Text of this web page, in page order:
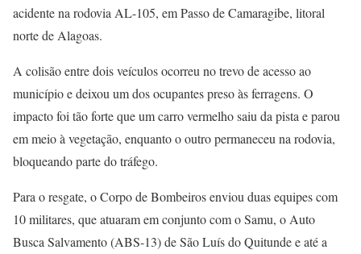
acidente na rodovia AL-105, em Passo de Camaragibe, litoral
norte de Alagoas.
A colisão entre dois veículos ocorreu no trevo de acesso ao
município e deixou um dos ocupantes preso às ferragens. O
impacto foi tão forte que um carro vermelho saiu da pista e parou
em meio à vegetação, enquanto o outro permaneceu na rodovia,
bloqueando parte do tráfego.
Para o resgate, o Corpo de Bombeiros enviou duas equipes com
10 militares, que atuaram em conjunto com o Samu, o Auto
Busca Salvamento (ABS-13) de São Luís do Quitunde e até a